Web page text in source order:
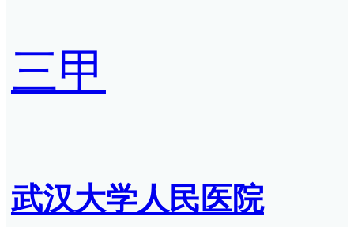
三甲
武汉大学人民医院